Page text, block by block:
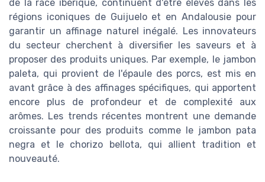
de la race ibérique, continuent d'être élevés dans les
régions iconiques de Guijuelo et en Andalousie pour
garantir un affinage naturel inégalé. Les innovateurs
du secteur cherchent à diversifier les saveurs et à
proposer des produits uniques. Par exemple, le jambon
paleta, qui provient de l'épaule des porcs, est mis en
avant grâce à des affinages spécifiques, qui apportent
encore plus de profondeur et de complexité aux
arômes. Les trends récentes montrent une demande
croissante pour des produits comme le jambon pata
negra et le chorizo bellota, qui allient tradition et
nouveauté.